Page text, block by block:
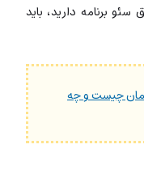
برنامه دارید، باید
چیست و چه